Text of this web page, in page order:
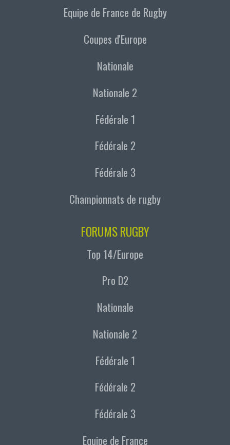
Equipe de France de Rugby
Coupes d'Europe
Nationale
Nationale 2
Fédérale 1
Fédérale 2
Fédérale 3
Championnats de rugby
FORUMS RUGBY
Top 14/Europe
Pro D2
Nationale
Nationale 2
Fédérale 1
Fédérale 2
Fédérale 3
Equipe de France